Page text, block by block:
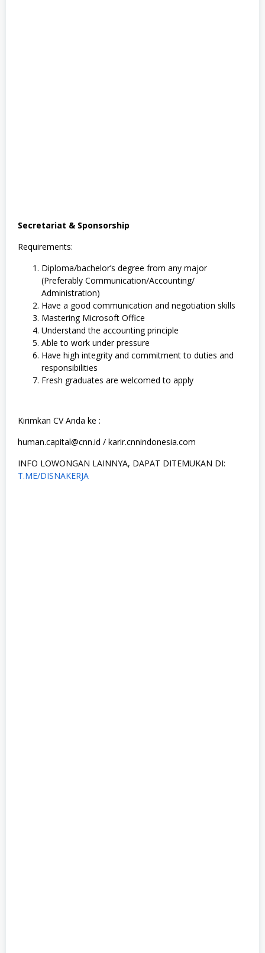
Secretariat & Sponsorship
Requirements:
Diploma/bachelor’s degree from any major
(Preferably Communication/Accounting/
Administration)
Have a good communication and negotiation skills
Mastering Microsoft Office
Understand the accounting principle
Able to work under pressure
Have high integrity and commitment to duties and
responsibilities
Fresh graduates are welcomed to apply
Kirimkan CV Anda ke :
human.capital@cnn.id / karir.cnnindonesia.com
INFO LOWONGAN LAINNYA, DAPAT DITEMUKAN DI:
T.ME/DISNAKERJA